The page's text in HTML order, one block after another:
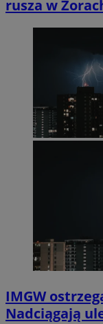
rusza w
IMGW
Nadciągają